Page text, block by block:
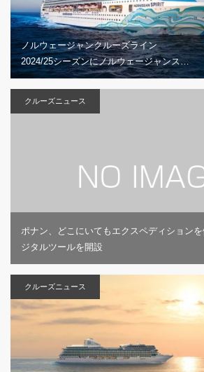
ノルウェージャンクルーズライン
2024/25シーズンにノルウェージャンス…
クルーズニュース
ポナン、どこにいてもエクスペディション
ジタルツールを開設
クルーズニュース